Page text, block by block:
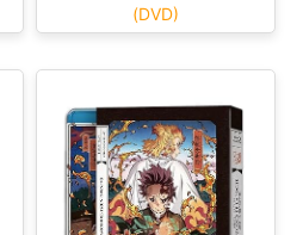
(DVD)